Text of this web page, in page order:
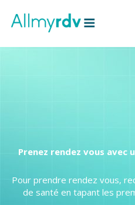
Prenez rendez vous avec
Pour prendre rendez vous,
de santé en tapant les